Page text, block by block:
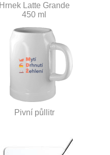
Hrnek Latte Grande
450 ml
Pivní půllitr